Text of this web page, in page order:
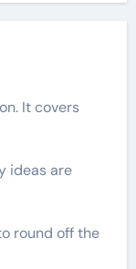
It covers
ideas are
round off the